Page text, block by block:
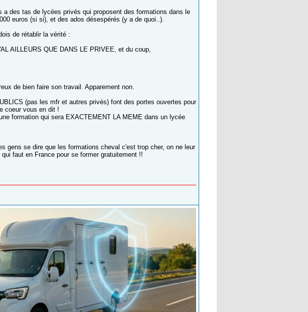
des tas de lycées privés qui proposent des formations dans le
euros (si si), et des ados désespérés (y a de quoi..).
de rétablir la vérité :
AILLEURS QUE DANS LE PRIVEE, et du coup,
de bien faire son travail. Apparement non.
(pas les mfr et autres privés) font des portes ouvertes pour
coeur vous en dit !
formation qui sera EXACTEMENT LA MEME dans un lycée
gens se dire que les formations cheval c'est trop cher, on ne leur
faut en France pour se former gratuitement !!